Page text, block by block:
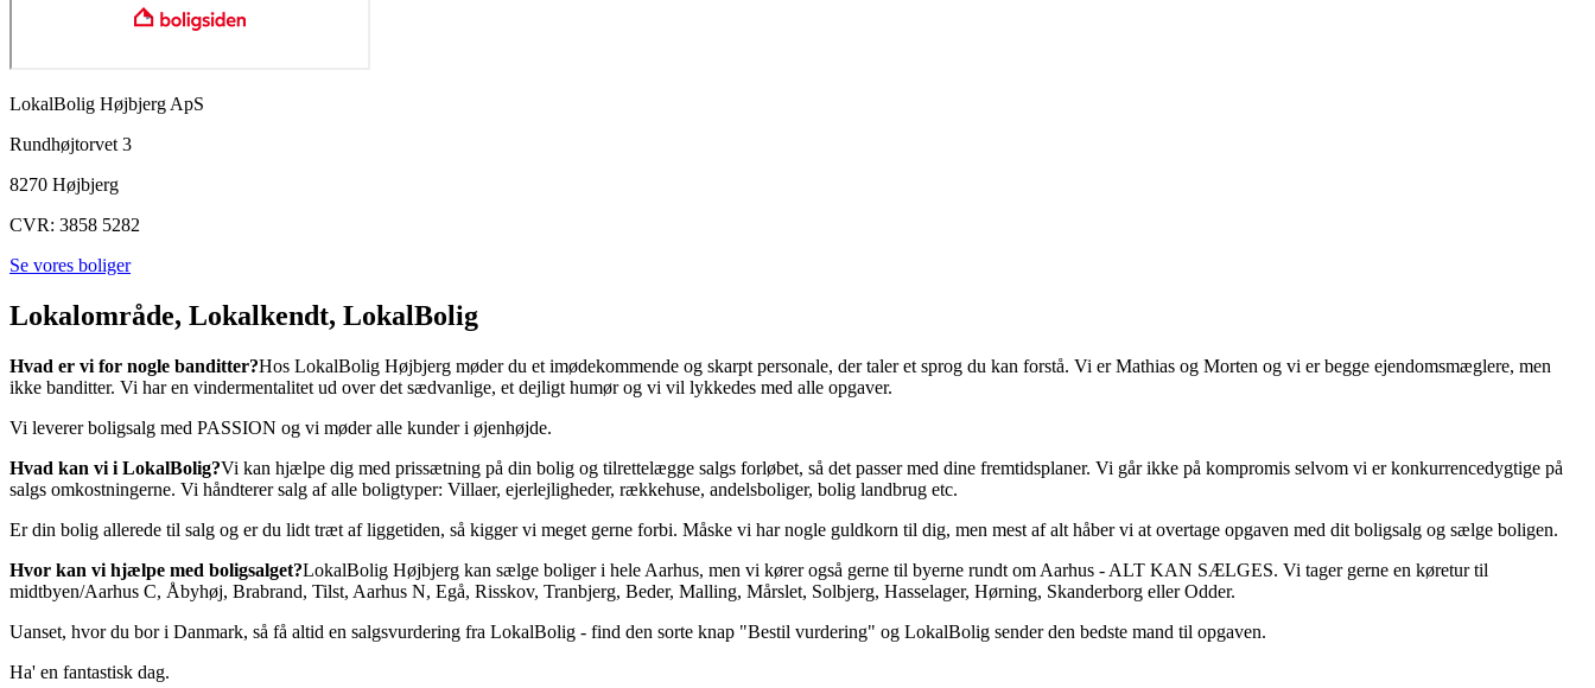
LokalBolig Højbjerg ApS
Rundhøjtorvet 3
8270 Højbjerg
CVR: 3858 5282
Se vores boliger
Lokalområde, Lokalkendt, LokalBolig
Hvad er vi for nogle banditter?Hos LokalBolig Højbjerg møder du et imødekommende og skarpt personale, der taler et sprog du kan forstå. Vi er Mathias og Morten og vi er begge ejendomsmæglere, men
ikke banditter. Vi har en vindermentalitet ud over det sædvanlige, et dejligt humør og vi vil lykkedes med alle opgaver.
Vi leverer boligsalg med PASSION og vi møder alle kunder i øjenhøjde.
Hvad kan vi i LokalBolig?Vi kan hjælpe dig med prissætning på din bolig og tilrettelægge salgs forløbet, så det passer med dine fremtidsplaner. Vi går ikke på kompromis selvom vi er konkurrencedygtige på
salgs omkostningerne. Vi håndterer salg af alle boligtyper: Villaer, ejerlejligheder, rækkehuse, andelsboliger, bolig landbrug etc.
Er din bolig allerede til salg og er du lidt træt af liggetiden, så kigger vi meget gerne forbi. Måske vi har nogle guldkorn til dig, men mest af alt håber vi at overtage opgaven med dit boligsalg og sælge boligen.
Hvor kan vi hjælpe med boligsalget?LokalBolig Højbjerg kan sælge boliger i hele Aarhus, men vi kører også gerne til byerne rundt om Aarhus - ALT KAN SÆLGES. Vi tager gerne en køretur til
midtbyen/Aarhus C, Åbyhøj, Brabrand, Tilst, Aarhus N, Egå, Risskov, Tranbjerg, Beder, Malling, Mårslet, Solbjerg, Hasselager, Hørning, Skanderborg eller Odder.
Uanset, hvor du bor i Danmark, så få altid en salgsvurdering fra LokalBolig - find den sorte knap "Bestil vurdering" og LokalBolig sender den bedste mand til opgaven.
Ha' en fantastisk dag.